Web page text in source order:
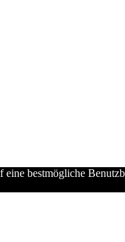
bestmögliche